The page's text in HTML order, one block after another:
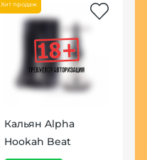
Хит продаж
Кальян Alpha
Hookah Beat